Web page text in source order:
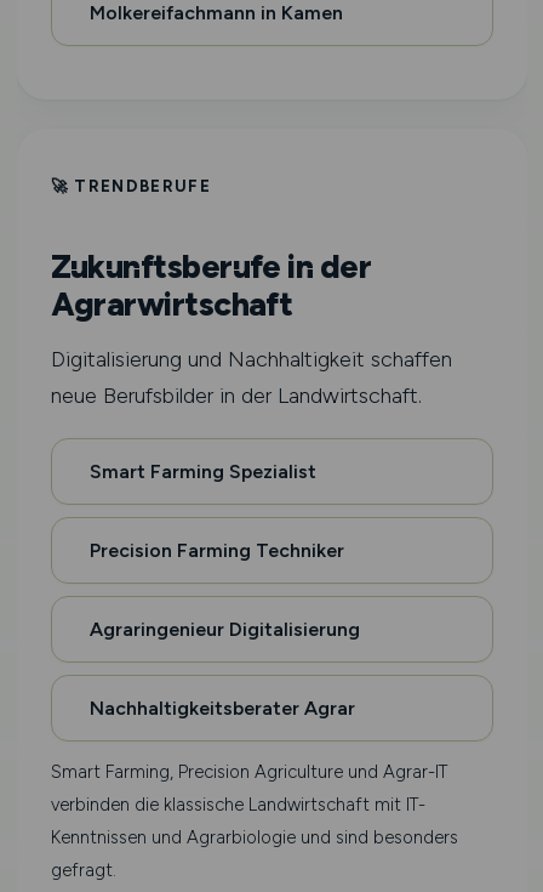
Molkereifachmann in Kamen
🚀 TRENDBERUFE
Zukunftsberufe in der
Agrarwirtschaft
Digitalisierung und Nachhaltigkeit schaffen
neue Berufsbilder in der Landwirtschaft.
Smart Farming Spezialist
Precision Farming Techniker
Agraringenieur Digitalisierung
Nachhaltigkeitsberater Agrar
Smart Farming, Precision Agriculture und Agrar-IT
verbinden die klassische Landwirtschaft mit IT-
Kenntnissen und Agrarbiologie und sind besonders
gefragt.